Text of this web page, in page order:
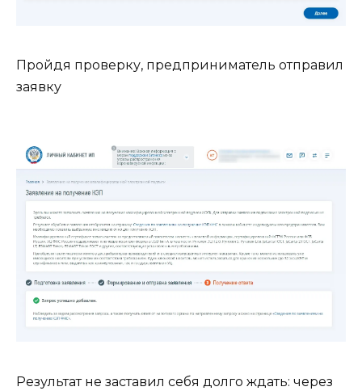
Пройдя проверку, предприниматель отправил
заявку
Результат не заставил себя долго ждать: через